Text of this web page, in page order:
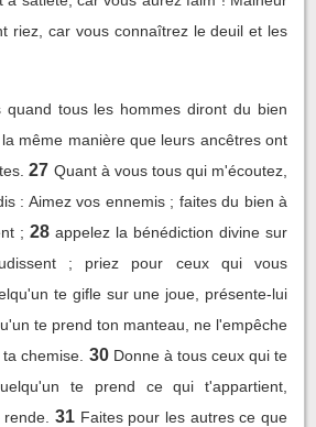
riez, car vous connaîtrez le deuil et les
quand tous les hommes diront du bien
même manière que leurs ancêtres ont
27 Quant à vous tous qui m'écoutez,
: Aimez vos ennemis ; faites du bien à
; 28 appelez la bénédiction divine sur
; priez pour ceux qui vous
te gifle sur une joue, présente-lui
te prend ton manteau, ne l'empêche
chemise. 30 Donne à tous ceux qui te
te prend ce qui t'appartient,
31 Faites pour les autres ce que